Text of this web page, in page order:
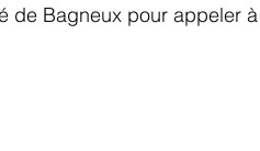
de Bagneux pour appeler